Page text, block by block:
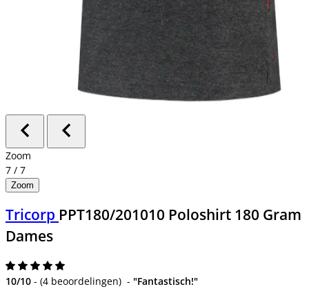
Zoom
7 / 7
Zoom
Tricorp PPT180/201010 Poloshirt 180 Gram
Dames
10/10 - (4 beoordelingen) - "Fantastisch!"